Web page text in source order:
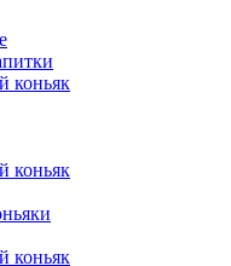
коньяк
коньяк
коньяк